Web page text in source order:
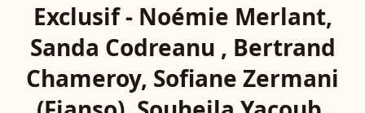
Exclusif - Noémie Merlant,
Sanda Codreanu , Bertrand
Chameroy, Sofiane Zermani